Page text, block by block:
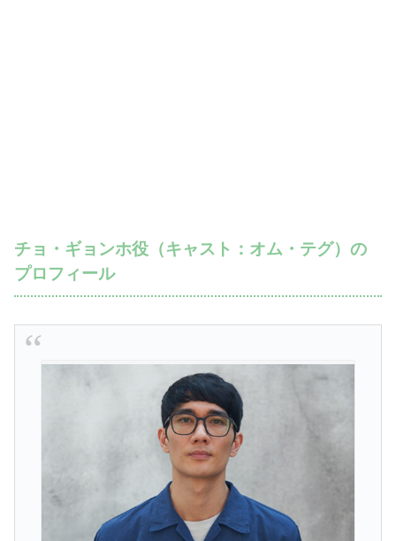
チョ・ギョンホ役（キャスト：オム・テグ）の
プロフィール